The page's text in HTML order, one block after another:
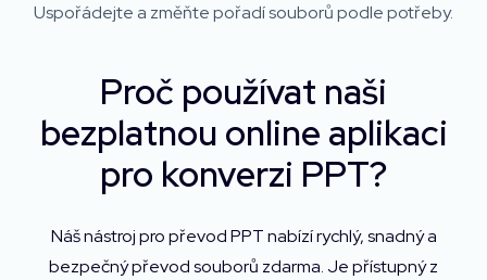
Uspořádejte a změňte pořadí souborů podle potřeby.
Proč používat naši
bezplatnou online aplikaci
pro konverzi PPT?
Náš nástroj pro převod PPT nabízí rychlý, snadný a
bezpečný převod souborů zdarma. Je přístupný z